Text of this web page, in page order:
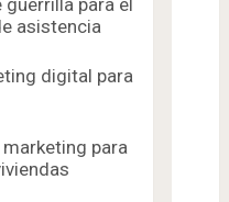
para el
asistencia
digital para
para